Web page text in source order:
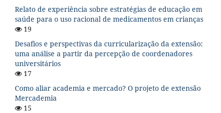
Relato de experiência sobre estratégias de educação em
saúde para o uso racional de medicamentos em crianças
19
Desafios e perspectivas da curricularização da extensão:
uma análise a partir da percepção de coordenadores
universitários
17
Como aliar academia e mercado? O projeto de extensão
Mercademia
15